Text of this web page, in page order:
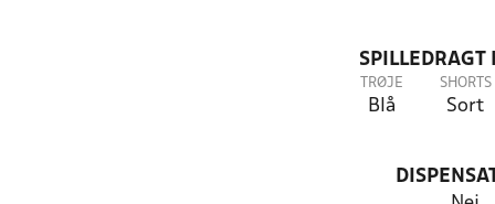
SPILLEDRAGT
TRØJE
Blå
SHORTS
Sort